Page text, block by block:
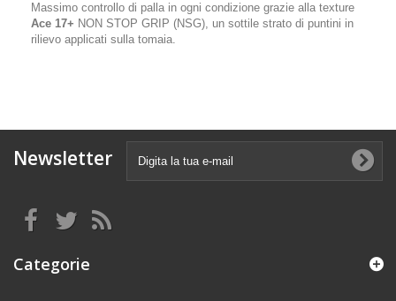
Massimo controllo di palla in ogni condizione grazie alla texture
Ace 17+ NON STOP GRIP (NSG), un sottile strato di puntini in
rilievo applicati sulla tomaia.
Newsletter
Categorie